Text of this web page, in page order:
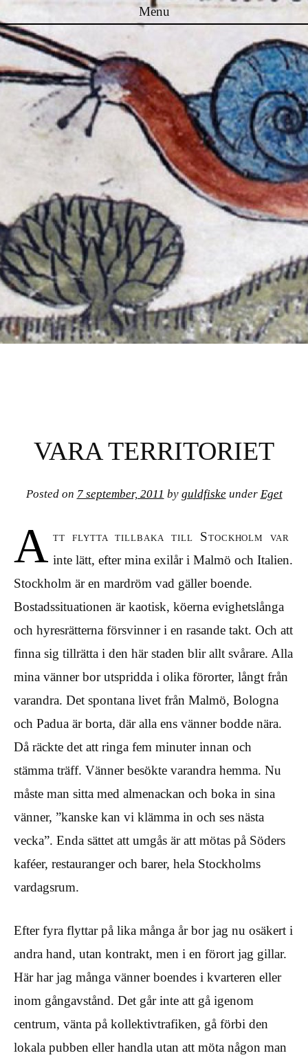
Menu
Skip to content
VARA TERRITORIET
Posted on 7 september, 2011 by guldfiskeunder Eget
A tt flytta tillbaka till Stockholm var
inte lätt, efter mina exilår i Malmö och Italien.
Stockholm är en mardröm vad gäller boende.
Bostadssituationen är kaotisk, köerna evighetslånga
och hyresrätterna försvinner i en rasande takt. Och att
finna sig tillrätta i den här staden blir allt svårare. Alla
mina vänner bor utspridda i olika förorter, långt från
varandra. Det spontana livet från Malmö, Bologna
och Padua är borta, där alla ens vänner bodde nära.
Då räckte det att ringa fem minuter innan och
stämma träff. Vänner besökte varandra hemma. Nu
måste man sitta med almenackan och boka in sina
vänner, ”kanske kan vi klämma in och ses nästa
vecka”. Enda sättet att umgås är att mötas på Söders
kaféer, restauranger och barer, hela Stockholms
vardagsrum.
Efter fyra flyttar på lika många år bor jag nu osäkert i
andra hand, utan kontrakt, men i en förort jag gillar.
Här har jag många vänner boendes i kvarteren eller
inom gångavstånd. Det går inte att gå igenom
centrum, vänta på kollektivtrafiken, gå förbi den
lokala pubben eller handla utan att möta någon man